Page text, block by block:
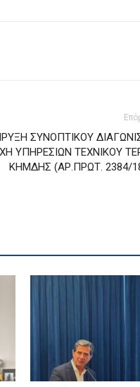
ΣΥΝΟΠΤΙΚΟΥ
ΥΠΗΡΕΣΙΩΝ ΤΕΧΝΙΚΟΥ
ΚΗΜΔΗΣ (ΑΡ.ΠΡΩΤ. 2384/